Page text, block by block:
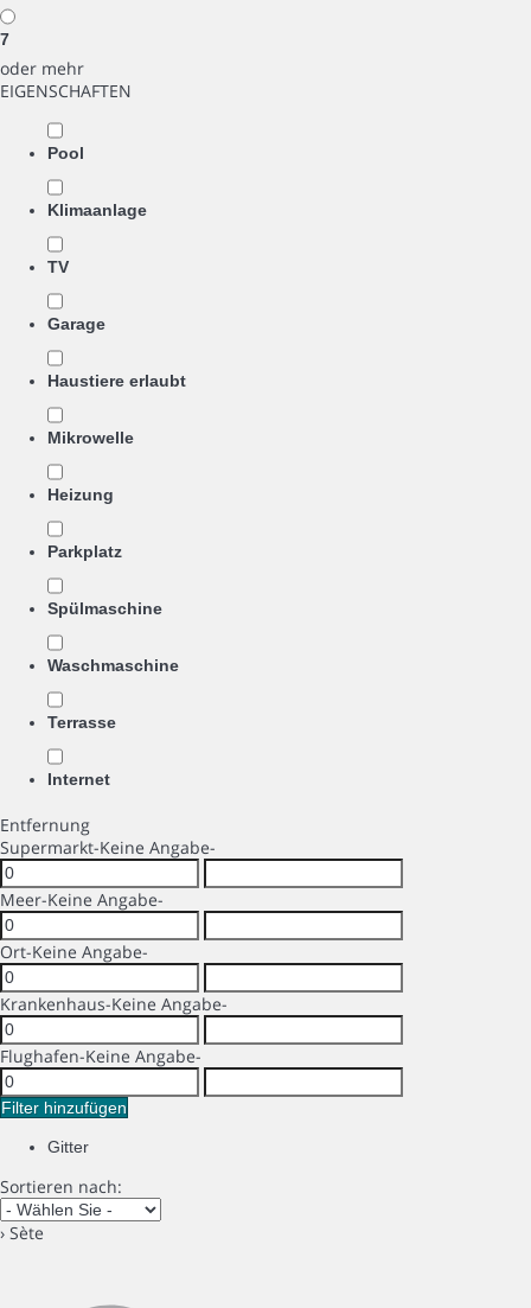
7
oder mehr
EIGENSCHAFTEN
Pool
Klimaanlage
TV
Garage
Haustiere erlaubt
Mikrowelle
Heizung
Parkplatz
Spülmaschine
Waschmaschine
Terrasse
Internet
Entfernung
Supermarkt-Keine Angabe-
Meer-Keine Angabe-
Ort-Keine Angabe-
Krankenhaus-Keine Angabe-
Flughafen-Keine Angabe-
Filter hinzufügen
Gitter
Sortieren nach:
› Sète